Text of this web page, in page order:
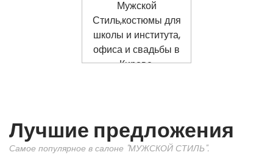
Лучшие предложения
Самое популярное в салоне "МУЖСКОЙ СТИЛЬ".